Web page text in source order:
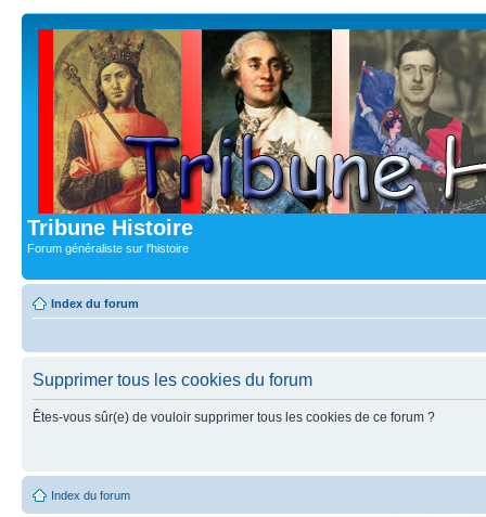
Tribune Histoire
Forum généraliste sur l'histoire
Index du forum
Supprimer tous les cookies du forum
Êtes-vous sûr(e) de vouloir supprimer tous les cookies de ce forum ?
Index du forum